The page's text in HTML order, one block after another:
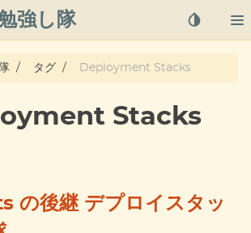
強し隊
タグ Deployment Stacks
Stacks
の後継 デプロイスタッ